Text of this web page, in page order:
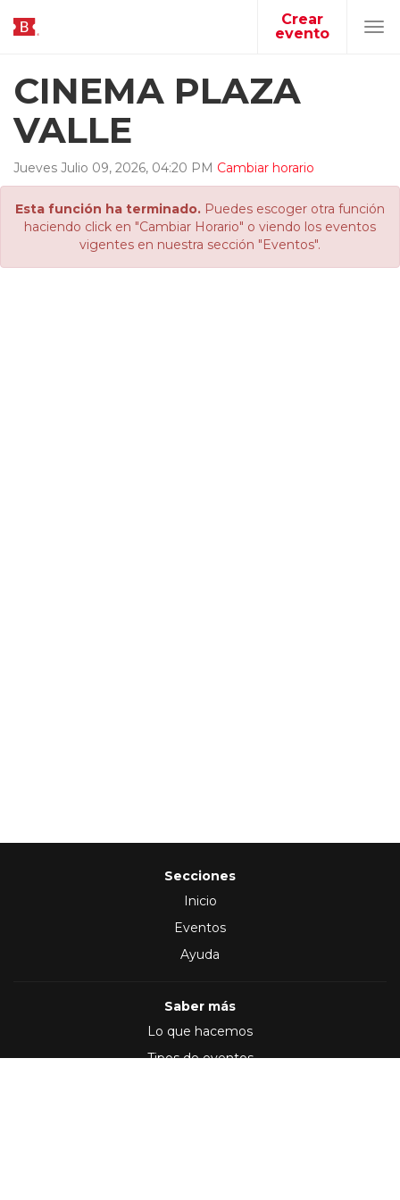
Crear
evento
CINEMA PLAZA
VALLE
Jueves Julio 09, 2026, 04:20 PM Cambiar horario
Esta función ha terminado. Puedes escoger otra función
haciendo click en "Cambiar Horario" o viendo los eventos
vigentes en nuestra sección "Eventos".
Secciones
Inicio
Eventos
Ayuda
Saber más
Lo que hacemos
Tipos de eventos